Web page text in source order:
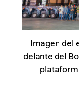
Imagen del
delante del